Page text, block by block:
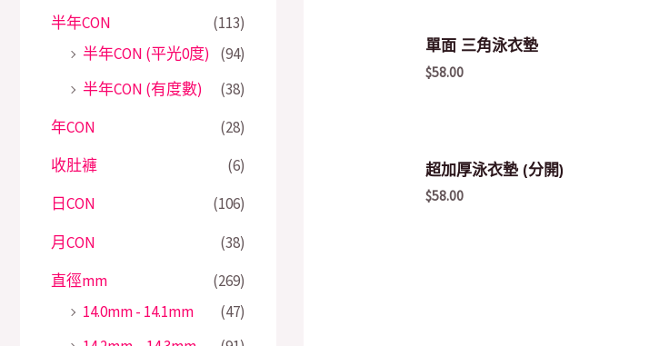
半年CON
(113)
半年CON (平光0度)
(94)
半年CON (有度數)
(38)
年CON
(28)
收肚褲
(6)
日CON
(106)
月CON
(38)
直徑mm
(269)
14.0mm - 14.1mm
(47)
單面 三角泳衣墊
$58.00
超加厚泳衣墊 (分開)
$58.00